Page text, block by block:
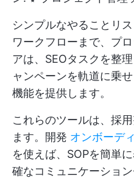
シンプルなやることリ
ワークフローまで、プ
アは、SEOタスクを整
ャンペーンを軌道に乗
機能を提供します。
これらのツールは、採
ます。開発 オンボーデ
を使えば、SOPを簡単
確なコミュニケーショ